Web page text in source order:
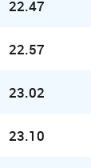
22.47
22.57
23.02
23.10